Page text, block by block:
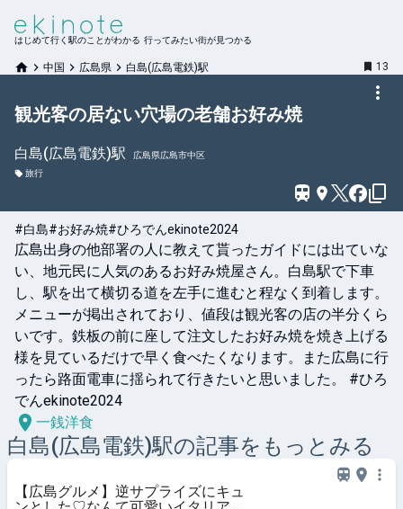
はじめて行く駅のことがわかる 行ってみたい街が見つかる
中国 広島県 白島(広島電鉄)駅 13
観光客の居ない穴場の老舗お好み焼
白島(広島電鉄)駅
広島県広島市中区
旅行
#白島#お好み焼#ひろでんekinote2024
広島出身の他部署の人に教えて貰ったガイドには出ていな
い、地元民に人気のあるお好み焼屋さん。白島駅で下車
し、駅を出て横切る道を左手に進むと程なく到着します。
メニューが掲出されており、値段は観光客の店の半分くら
いです。鉄板の前に座して注文したお好み焼を焼き上げる
様を見ているだけで早く食べたくなります。また広島に行
ったら路面電車に揺られて行きたいと思いました。 #ひろ
でんekinote2024
一銭洋食
白島(広島電鉄)駅の記事をもっとみる
【広島グルメ】逆サプライズにキュ